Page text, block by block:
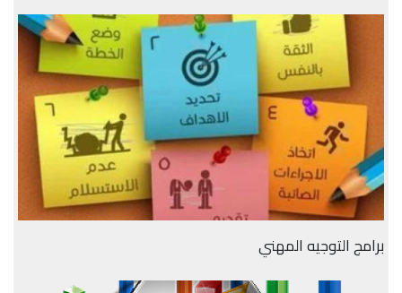
برامج التوجيه المهني